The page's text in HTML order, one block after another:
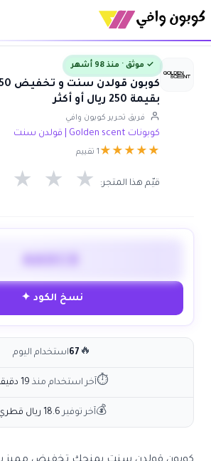
✓ موثق · منذ 98 أشهر
بقيمة 250 ريال أو أكثر
فريق تحرير كوبون وافي
كوبونات Golden scent | قولدن سنت
★
★
★
★
★ 1 تقييم
قيّم هذا المتجر: ★ ★ ★
نسخ الكود ✦
🔥
67استخدام اليوم
⏱آخر استخدام منذ 19 دقيقة
💰آخر توفير 18.6 ريال قطري